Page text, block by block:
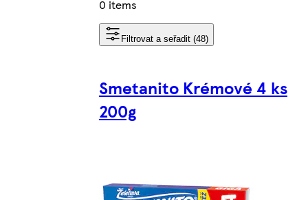
0 items
Filtrovat a seřadit (48)
Smetanito Krémové 4 ks
200g